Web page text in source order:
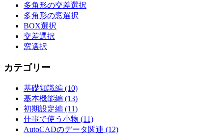
多角形の交差選択
多角形の窓選択
BOX選択
交差選択
窓選択
カテゴリー
基礎知識編 (10)
基本機能編 (13)
初期設定編 (11)
仕事で使う小物 (11)
AutoCADのデータ関連 (12)